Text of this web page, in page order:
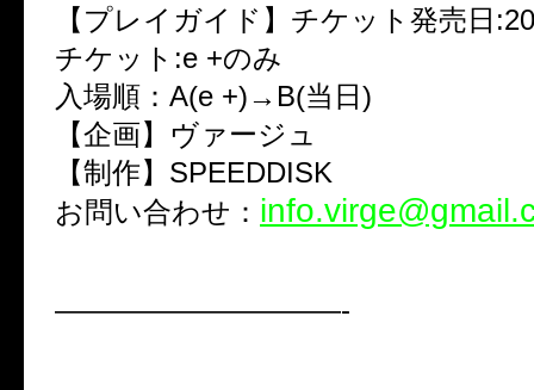
【プレイガイド】チケット発売日
チケット:e +のみ
入場順：A(e +)→B(当日)
【企画】ヴァージュ
【制作】SPEEDDISK
お問い合わせ：
——————————-